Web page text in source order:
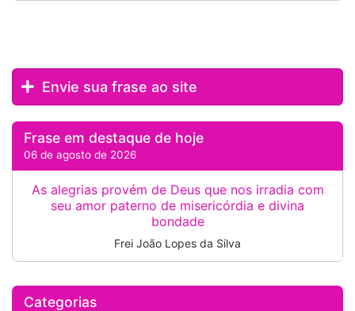
Envie sua frase ao site
Frase em destaque de hoje
06 de agosto de 2026
As alegrias provém de Deus que nos irradia com
seu amor paterno de misericórdia e divina
bondade
Frei João Lopes da Silva
Categorias